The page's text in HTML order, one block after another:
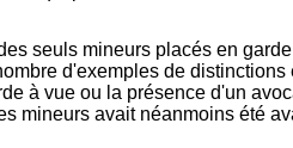
seuls mineurs placés en
d'exemples de distinctions
à vue ou la présence d'un
mineurs avait néanmoins été